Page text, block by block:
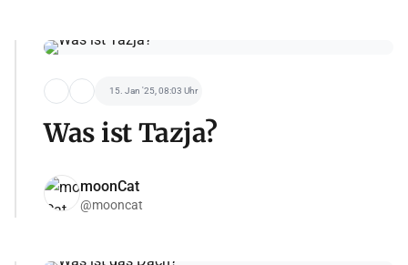
15. Jan '25, 08:03 Uhr
Was ist Tazja?
moonCat
@mooncat